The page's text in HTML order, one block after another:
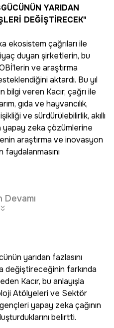
YARIDAN
DEĞİŞTİRECEK"
ekosistem çağrıları ile
duyan şirketlerin, bu
ve araştırma
aktardı. Bu yıl
bilgi veren Kacır, çağrı ile
gıda ve hayvancılık,
ve sürdürülebilirlik, akıllı
yapay zeka çözümlerine
araştırma ve inovasyon
faydalanmasını
Devamı
yarıdan fazlasını
değiştireceğinin farkında
Kacır, bu anlayışla
Atölyeleri ve Sektör
yapay zeka çağının
belirtti.